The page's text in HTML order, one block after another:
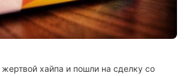
хайпа и пошли на сделку со